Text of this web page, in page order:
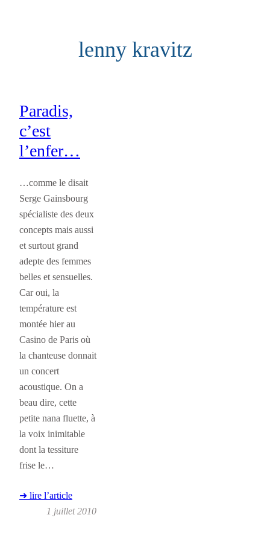
lenny kravitz
Paradis,
c’est
l’enfer…
…comme le disait
Serge Gainsbourg
spécialiste des deux
concepts mais aussi
et surtout grand
adepte des femmes
belles et sensuelles.
Car oui, la
température est
montée hier au
Casino de Paris où
la chanteuse donnait
un concert
acoustique. On a
beau dire, cette
petite nana fluette, à
la voix inimitable
dont la tessiture
frise le…
➜ lire l’article
1 juillet 2010